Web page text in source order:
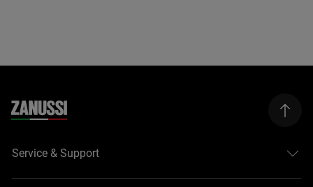
Service & Support